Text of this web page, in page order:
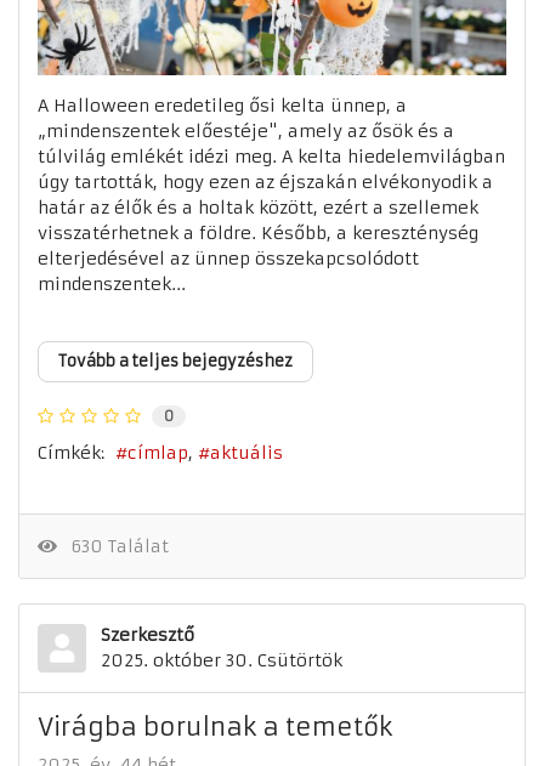
A Halloween eredetileg ősi kelta ünnep, a
„mindenszentek előestéje", amely az ősök és a
túlvilág emlékét idézi meg. A kelta hiedelemvilágban
úgy tartották, hogy ezen az éjszakán elvékonyodik a
határ az élők és a holtak között, ezért a szellemek
visszatérhetnek a földre. Később, a kereszténység
elterjedésével az ünnep összekapcsolódott
mindenszentek...
Tovább a teljes bejegyzéshez
0
Címkék: címlap aktuális
630 Találat
Szerkesztő
2025. október 30. Csütörtök
Virágba borulnak a temetők